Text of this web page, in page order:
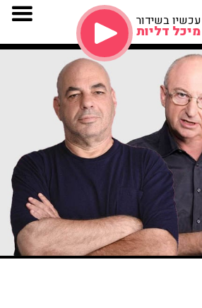
עכשיו בשידור
מיכל דליות